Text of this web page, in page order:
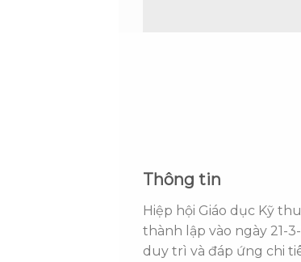
Thông tin
Hiệp hội Giáo dục Kỹ
thành lập vào ngày 21-
duy trì và đáp ứng chi